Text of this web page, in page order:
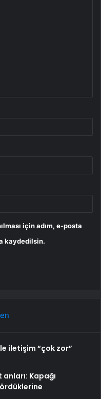
için adım, e-posta
kaydedilsin.
iletişim “çok zor”
Kapağı